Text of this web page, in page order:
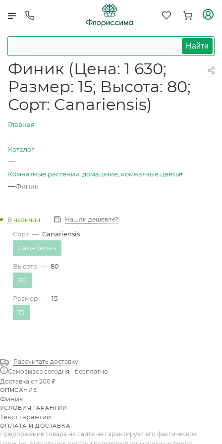
Найти
Финик (Цена: 1 630;
Размер: 15; Высота: 80;
Сорт: Canariensis)
Главная
—
Каталог
—
Комнатные растения, домашние, комнатные цветы
—Финик
В наличии Нашли дешевле?
Сорт — Canariensis
Canariensis
Высота — 80
80
Размер — 15
15
Рассчитать доставку
Самовывоз сегодня - бесплатно
Доставка от 200 ₽
ОПИСАНИЕ
Финик
УСЛОВИЯ ГАРАНТИИ
Текст гарантии
ОПЛАТА И ДОСТАВКА
Предложение товара на сайте не гарантирует его фактическое